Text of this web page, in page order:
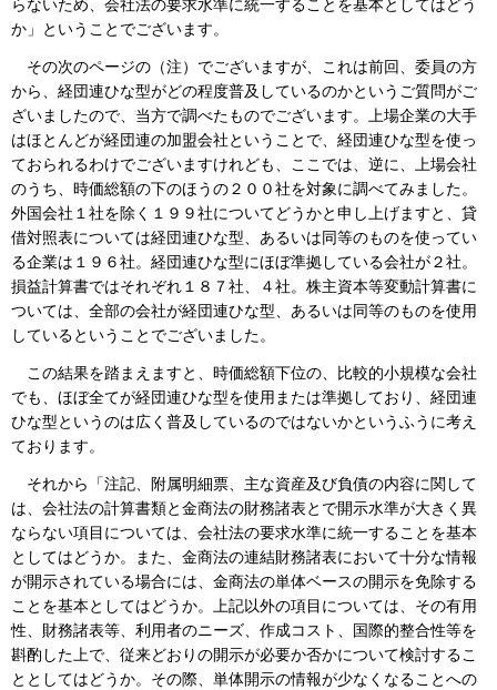
らないため、会社法の要求水準に統一することを基本としてはどう
か」ということでございます。
その次のページの（注）でございますが、これは前回、委員の方
から、経団連ひな型がどの程度普及しているのかというご質問がご
ざいましたので、当方で調べたものでございます。上場企業の大手
はほとんどが経団連の加盟会社ということで、経団連ひな型を使っ
ておられるわけでございますけれども、ここでは、逆に、上場会社
のうち、時価総額の下のほうの２００社を対象に調べてみました。
外国会社１社を除く１９９社についてどうかと申し上げますと、貸
借対照表については経団連ひな型、あるいは同等のものを使ってい
る企業は１９６社。経団連ひな型にほぼ準拠している会社が２社。
損益計算書ではそれぞれ１８７社、４社。株主資本等変動計算書に
ついては、全部の会社が経団連ひな型、あるいは同等のものを使用
しているということでございました。
この結果を踏まえますと、時価総額下位の、比較的小規模な会社
でも、ほぼ全てが経団連ひな型を使用または準拠しており、経団連
ひな型というのは広く普及しているのではないかというふうに考え
ております。
それから「注記、附属明細票、主な資産及び負債の内容に関して
は、会社法の計算書類と金商法の財務諸表とで開示水準が大きく異
ならない項目については、会社法の要求水準に統一することを基本
としてはどうか。また、金商法の連結財務諸表において十分な情報
が開示されている場合には、金商法の単体ベースの開示を免除する
ことを基本としてはどうか。上記以外の項目については、その有用
性、財務諸表等、利用者のニーズ、作成コスト、国際的整合性等を
斟酌した上で、従来どおりの開示が必要か否かについて検討するこ
ととしてはどうか。その際、単体開示の情報が少なくなることへの